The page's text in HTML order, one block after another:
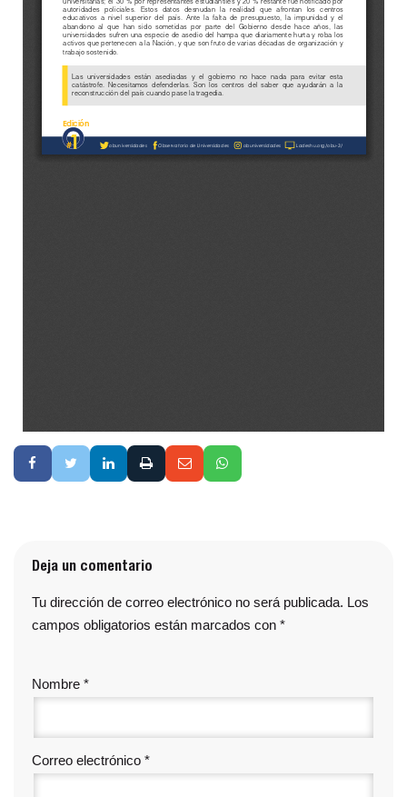
Deja un comentario
Tu dirección de correo electrónico no será publicada. Los
campos obligatorios están marcados con *
Nombre *
Correo electrónico *